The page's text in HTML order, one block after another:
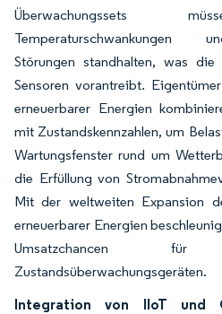
Überwachungssets
Temperaturschwankungen
Störungen standhalten, was die
Sensoren vorantreibt.
erneuerbarer Energien
mit Zustandskennzahlen, um
Wartungsfenster rund um
die Erfüllung von
Mit der weltweiten Expansion
erneuerbarer Energien
Umsatzchancen
Zustandsüberwachungsgeräten.
Integration von IIoT und